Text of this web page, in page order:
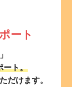
ート
ート。
だけます。